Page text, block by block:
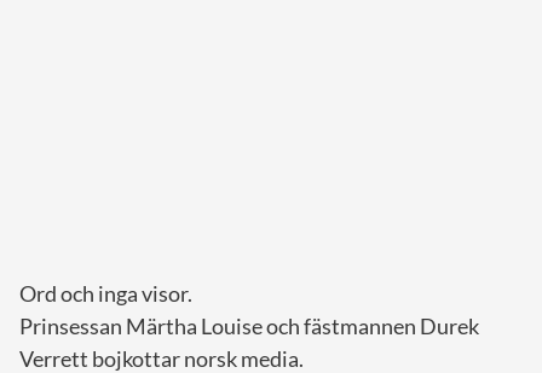
Ord och inga visor.
Prinsessan Märtha Louise och fästmannen Durek
Verrett bojkottar norsk media.